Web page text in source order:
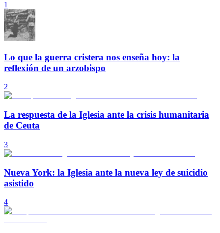
1
Lo que la guerra cristera nos enseña hoy: la
reflexión de un arzobispo
2
La respuesta de la Iglesia ante la crisis humanitaria
de Ceuta
3
Nueva York: la Iglesia ante la nueva ley de suicidio
asistido
4